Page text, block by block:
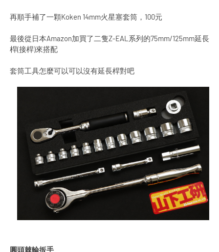
再順手補了一顆Koken 14mm火星塞套筒，100元
最後從日本Amazon加買了二隻Z-EAL系列的75mm/125mm延長
桿(接桿)來搭配
套筒工具怎麼可以可以沒有延長桿對吧
圓頭棘輪扳手